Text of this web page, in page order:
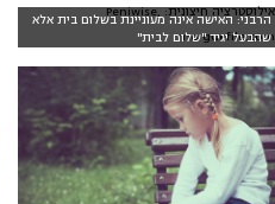
הרבני: האישה אינה מעוניינת בשלום בית אלא
שהבעל יגיד "שלום לבית"
אילוסטרציה חיצונית: Peniwise,
morguefile.com